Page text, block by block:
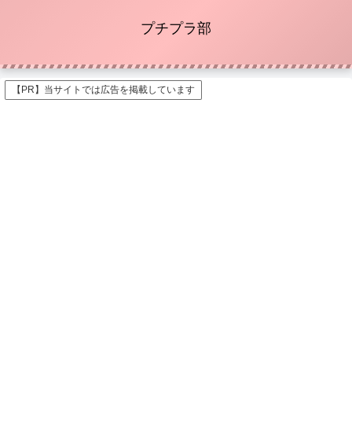
プチプラ部
【PR】当サイトでは広告を掲載しています